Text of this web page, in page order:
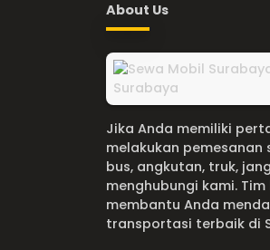
About Us
Jika Anda memiliki
melakukan pemesanan
bus, angkutan, truk,
menghubungi kami.
membantu Anda
transportasi terbaik di